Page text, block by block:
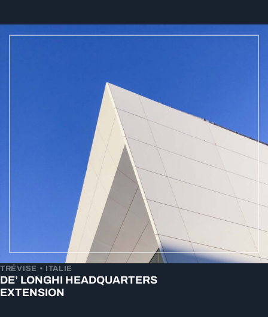
DE’ LONGHI HEADQUARTERS
EXTENSION
TRÉVISE • ITALIE